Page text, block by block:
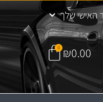
האישי שלך
₪0.00
0